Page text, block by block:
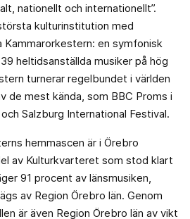
nationellt och internationellt”.
kulturinstitution med
Kammarorkestern: en symfonisk
heltidsanställda musiker på hög
turnerar regelbundet i världen
de mest kända, som BBC Proms i
Salzburg International Festival.
hemmascen är i Örebro
av Kulturkvarteret som stod klart
91 procent av länsmusiken,
av Region Örebro län. Genom
är även Region Örebro län av vikt